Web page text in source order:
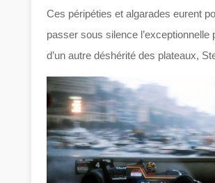
Ces péripéties et algarades eurent
passer sous silence l’exceptionnelle
d’un autre déshérité des plateaux,